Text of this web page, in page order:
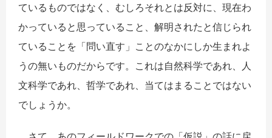
ているものではなく、むしろそれとは反対に、現在わ
かっていると思っていること、解明されたと信じられ
ていることを「問い直す」ことのなかにしか生まれよ
うの無いものだからです。これは自然科学であれ、人
文科学であれ、哲学であれ、当てはまることではない
でしょうか。